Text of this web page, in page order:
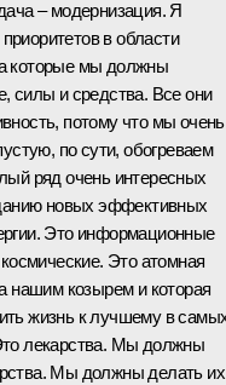
– модернизация. Я
в области
которые мы должны
силы и средства. Все они
потому что мы очень
по сути, обогреваем
ряд очень интересных
новых эффективных
Это информационные
Это атомная
нашим козырем и которая
жизнь к лучшему в
лекарства. Мы должны
Мы должны делать их